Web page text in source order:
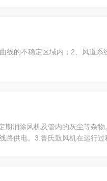
的不稳定区域内；2、风道
消除风机及管内的灰尘等杂
供电。3.鲁氏鼓风机在运行